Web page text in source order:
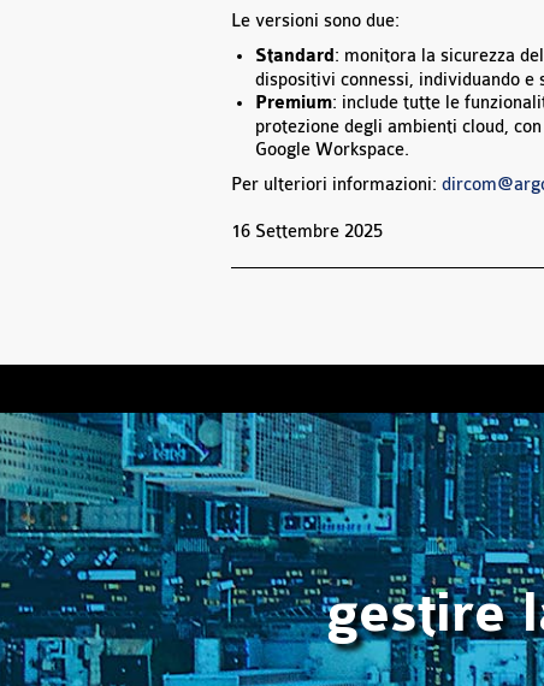
Le versioni sono due:
Standard: monitora la sicurezza
dispositivi connessi, individuando
Premium: include tutte le
protezione degli ambienti cloud,
Google Workspace.
Per ulteriori informazioni:
16 Settembre 2025
gestire